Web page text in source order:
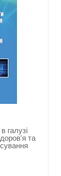
галузі
та